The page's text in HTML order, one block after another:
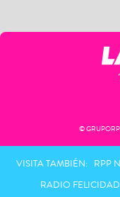
©
VISITA TAMBIÉN: RPP
RADIO FELICIDAD